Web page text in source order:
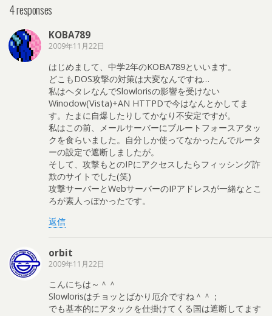
4 responses
KOBA789
2009年11月22日
はじめまして、中学2年のKOBA789といいます。
どこもDOS攻撃の対策は大変なんですね…
私はヘタレなんでSlowlorisの影響を受けない
Winodow(Vista)+AN HTTPDで今はなんとかしてま
す。たまに自爆したりしてかなり不安定ですが。
私はこの前、メールサーバーにブルートフォースアタッ
クを食らいました。自分しか使ってなかったんでルータ
ーの設定で遮断しましたが。
そして、攻撃もとのIPにアクセスしたらフィッシング詐
欺のサイトでした(笑)
攻撃サーバーとWebサーバーのIPアドレスが一緒なとこ
ろが素人っぽかったです。
返信
orbit
2009年11月22日
こんにちは～＾＾
Slowlorisはチョッとばかり厄介ですね＾＾；
でも基本的にアタックを仕掛けてくる国は遮断してます